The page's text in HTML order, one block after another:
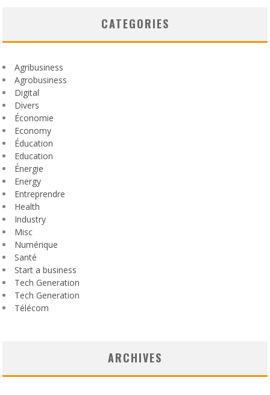
CATEGORIES
Agribusiness
Agrobusiness
Digital
Divers
Économie
Economy
Éducation
Education
Énergie
Energy
Entreprendre
Health
Industry
Misc
Numérique
Santé
Start a business
Tech Generation
Tech Generation
Télécom
ARCHIVES